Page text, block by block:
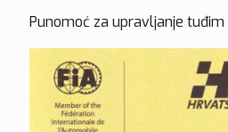
Punomoć za upravljanje